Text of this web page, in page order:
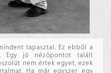
tapasztal. Ez ebből a
Egy jó nézőpontot talált
nem értek egyet, ezek
Ha már egyszer egy